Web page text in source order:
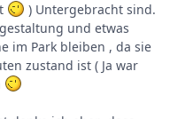
) Untergebracht sind.
und etwas
im Park bleiben , da sie
zustand ist ( Ja war